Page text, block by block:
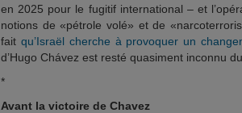
en 2025 pour le fugitif international – et
notions de «pétrole volé» et de
fait qu’Israël cherche à provoquer un
d’Hugo Chávez est resté quasiment inconnu
*
Avant la victoire de Chavez